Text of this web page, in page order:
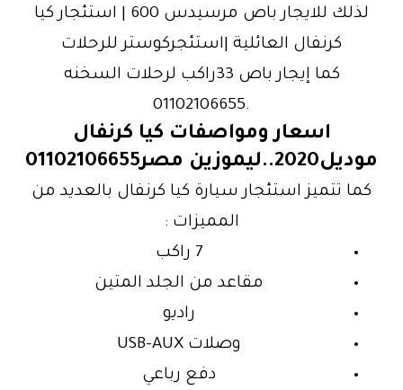
لذلك للايجار باص مرسيدس 600 | استئجار كيا
كرنفال العائلية |استئجركوستر للرحلات
كما إيجار باص 33راكب لرحلات السخنه
.01102106655
اسعار ومواصفات كيا كرنفال
موديل2020..ليموزين مصر01102106655
كما تتميز استئجار سيارة كيا كرنفال بالعديد من
المميزات :
7 راكب
مقاعد من الجلد المتين
راديو
وصلات USB-AUX
دفع رباعي